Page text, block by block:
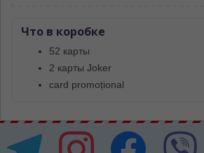
Что в коробке
52 карты
2 карты Joker
card promoțional